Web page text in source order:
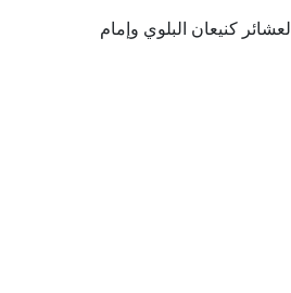
كنيعان البلوي وإمام